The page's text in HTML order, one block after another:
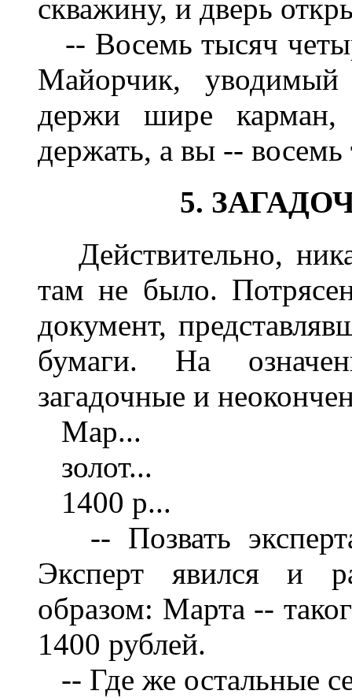
скважину, и дверь
-- Восемь тысяч
Майорчик,
держи шире
держать, а вы --
5.
Действительно,
там не было.
документ,
бумаги. На
загадочные и
Map...
золот...
1400 р...
-- Позвать
Эксперт явился и
образом: Марта --
1400 рублей.
-- Где же остальные